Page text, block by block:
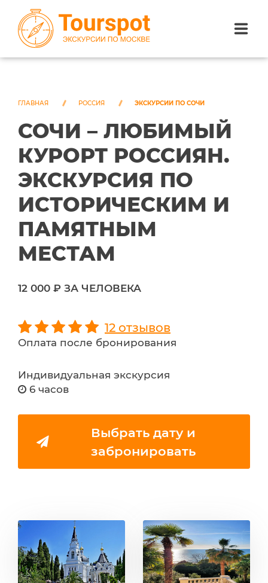
ЭКСКУРСИИ ПО МОСКВЕ
ЭКСКУРСИИ ПО СОЧИ
О НАС
ГЛАВНАЯ РОССИЯ ЭКСКУРСИИ ПО СОЧИ
СОЧИ – ЛЮБИМЫЙ
КУРОРТ РОССИЯН.
ЭКСКУРСИЯ ПО
ИСТОРИЧЕСКИМ И
ПАМЯТНЫМ
МЕСТАМ
12 000 ₽ ЗА ЧЕЛОВЕКА
12 отзывов
Оплата после бронирования
Индивидуальная экскурсия
6 часов
Выбрать дату и
забронировать